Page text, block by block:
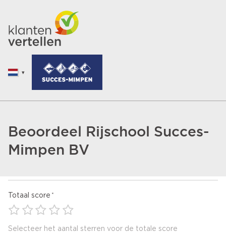
Beoordeel Rijschool Succes-
Mimpen BV
Totaal score
Selecteer het aantal sterren voor de totale score